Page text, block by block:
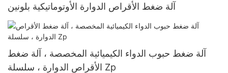
آلة ضغط الأقراص الدوارة الأوتوماتيكية بلونين
آلة ضغط حبوب الدواء الكيميائية المخصصة ، آلة ضغط
الأقراص الدوارة ، سلسلة Zp